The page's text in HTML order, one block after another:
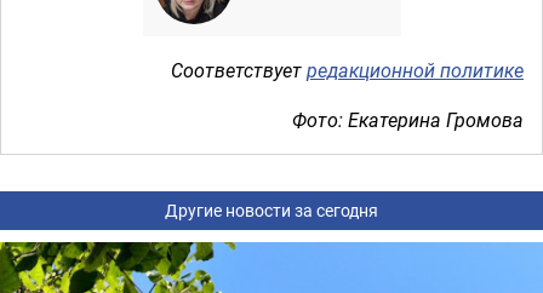
Соответствуетредакционной политике
Фото: Екатерина Громова
Другие новости за сегодня